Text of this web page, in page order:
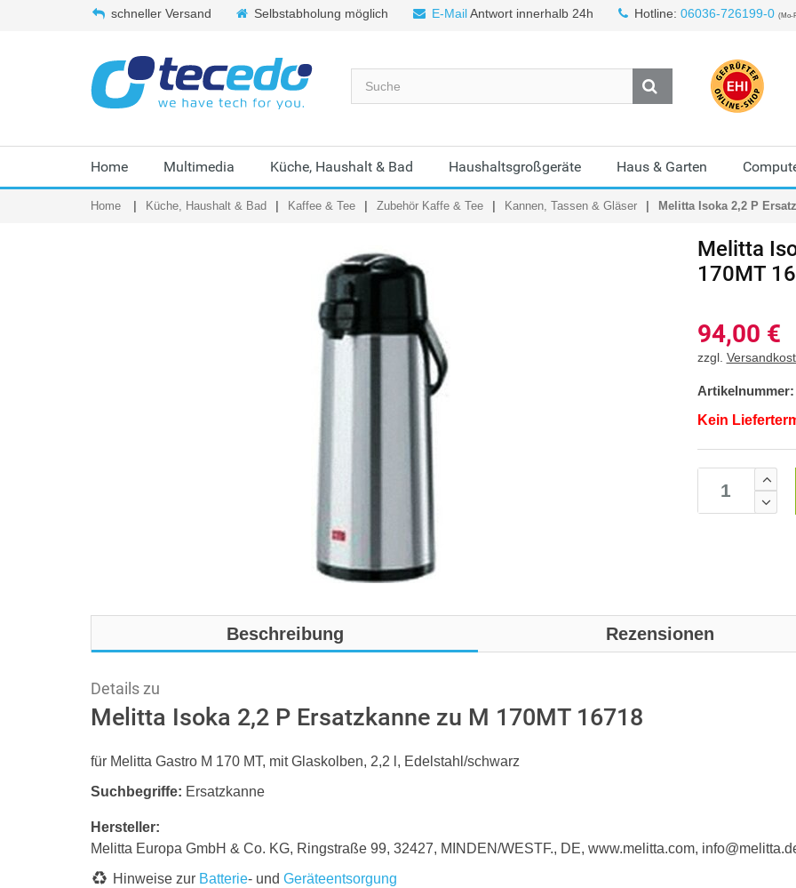
schneller Versand Selbstabholung möglich E-MailAntwort innerhalb 24h Hotline: 06036-726199-0 (Mo-
Home Multimedia Küche, Haushalt & Bad Haushaltsgroßgeräte Haus & Garten
Home Küche, Haushalt & Bad Kaffee & Tee Zubehör Kaffe & Tee Kannen, Tassen & Gläser Melitta Isoka 2,2 P
Melitta
170MT
94,00 €
zzgl.
Artikelnummer:
Kein
Beschreibung Rezensionen
Details zu
Melitta Isoka 2,2 P Ersatzkanne zu M 170MT 16718
für Melitta Gastro M 170 MT, mit Glaskolben, 2,2 l, Edelstahl/schwarz
Suchbegriffe: Ersatzkanne
Hersteller:
Melitta Europa GmbH & Co. KG, Ringstraße 99, 32427, MINDEN/WESTF., DE, www.melitta.com,
Hinweise zur Batterie- und Geräteentsorgung